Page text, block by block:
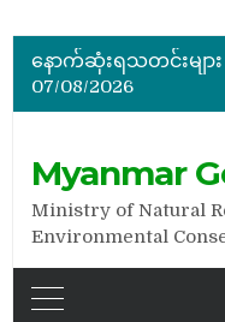
နောက်ဆုံးရသတင်းများ
07/08/2026
Myanmar
Ministry of Natural
Environmental